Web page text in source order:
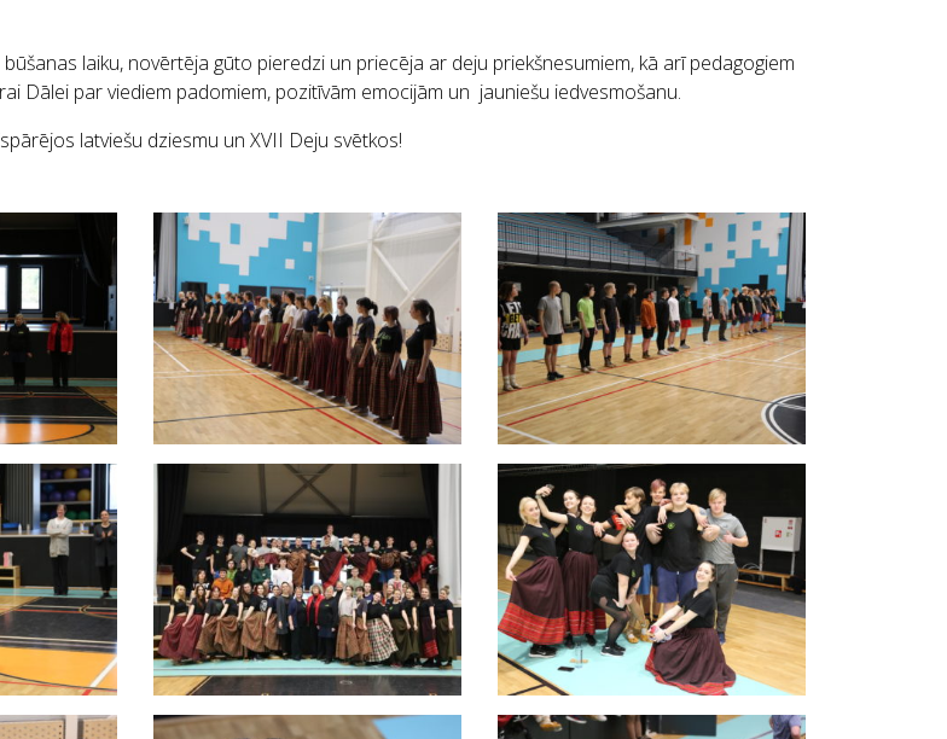
laiku, novērtēja gūto pieredzi un priecēja ar deju priekšnesumiem, kā arī pedagogiem
Dālei par viediem padomiem, pozitīvām emocijām un jauniešu iedvesmošanu.
latviešu dziesmu un XVII Deju svētkos!